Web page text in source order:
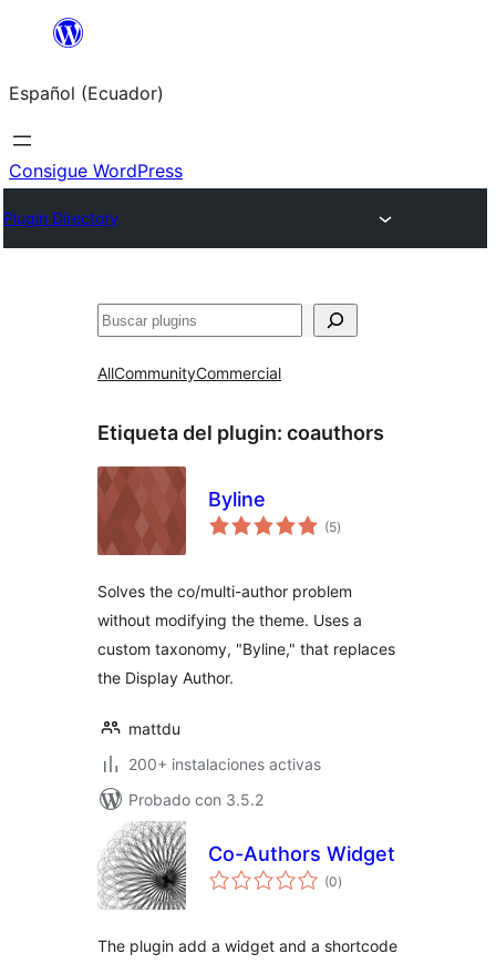
Saltar
contenido
Español (Ecuador)
Consigue WordPress
Plugin Directory
Buscar
AllCommunityCommercial
Etiqueta del plugin: coauthors
Byline
(5total
de
)
Solves the co/multi-author problem
without modifying the theme. Uses a
custom taxonomy, "Byline," that replaces
the Display Author.
mattdu
200+ instalaciones activas
Probado con 3.5.2
Co-Authors Widget
(0total
de
)
The plugin add a widget and a shortcode